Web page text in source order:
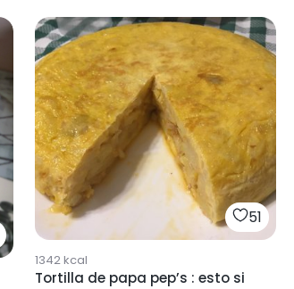
51
1342kcal
Tortilla de papa pep’s : esto si